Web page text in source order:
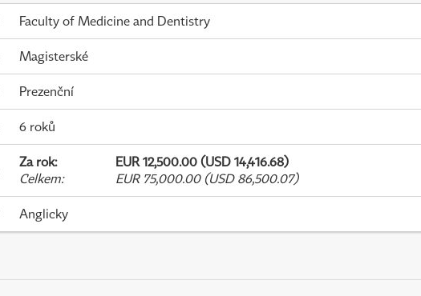
Faculty of Medicine and Dentistry
Magisterské
Prezenční
6 roků
Za rok:
EUR 12,500.00 (USD 14,416.68)
Celkem: EUR 75,000.00 (USD 86,500.07)
Anglicky